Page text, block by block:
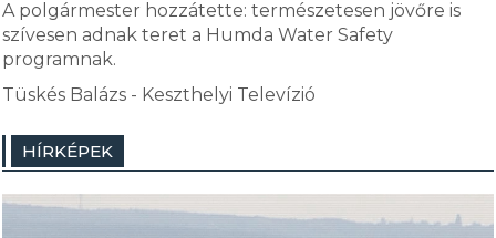
A polgármester hozzátette: természetesen jövőre is
szívesen adnak teret a Humda Water Safety
programnak.
Tüskés Balázs - Keszthelyi Televízió
HÍRKÉPEK